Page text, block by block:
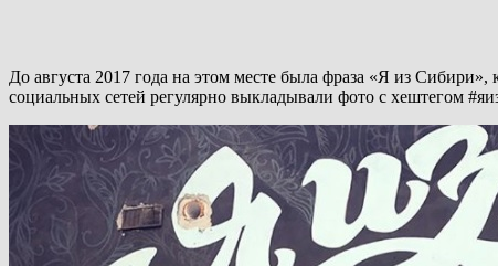
До августа 2017 года на этом месте была фраза «Я из
социальных сетей регулярно выкладывали фото с хештегом